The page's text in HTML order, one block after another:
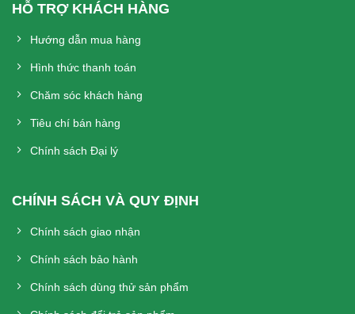
HỖ TRỢ KHÁCH HÀNG
Hướng dẫn mua hàng
Hình thức thanh toán
Chăm sóc khách hàng
Tiêu chí bán hàng
Chính sách Đại lý
CHÍNH SÁCH VÀ QUY ĐỊNH
Chính sách giao nhận
Chính sách bảo hành
Chính sách dùng thử sản phẩm